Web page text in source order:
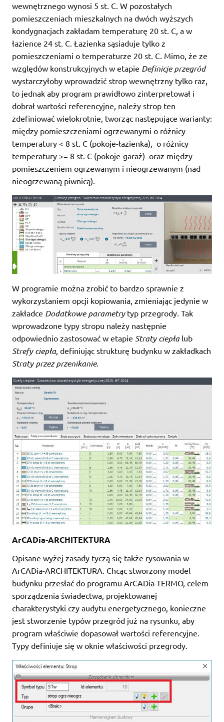
wewnętrznego wynosi 5 st. C. W pozostałych
pomieszczeniach mieszkalnych na dwóch wyższych
kondygnacjach zakładam temperaturę 20 st. C, a w
łazience 24 st. C. Łazienka sąsiaduje tylko z
pomieszczeniami o temperaturze 20 st. C. Mimo, że ze
względów konstrukcyjnych w etapie Definicje przegród
wystarczyłoby wprowadzić strop wewnętrzny tylko raz,
to jednak aby program prawidłowo zinterpretował i
dobrał wartości referencyjne, należy strop ten
zdefiniować wielokrotnie, tworząc następujące warianty:
między pomieszczeniami ogrzewanymi o różnicy
temperatury < 8 st. C (pokoje-łazienka), o różnicy
temperatury >= 8 st. C (pokoje-garaż) oraz między
pomieszczeniem ogrzewanym i nieogrzewanym (nad
nieogrzewaną piwnicą).
W programie można zrobić to bardzo sprawnie z
wykorzystaniem opcji kopiowania, zmieniając jedynie w
zakładce Dodatkowe parametrytyp przegrody. Tak
wprowadzone typy stropu należy następnie
odpowiednio zastosować w etapie Straty ciepłalub
Strefy ciepła, definiując strukturę budynku w zakładkach
Straty przez przenikanie.
ArCADia-ARCHITEKTURA
Opisane wyżej zasady tyczą się także rysowania w
ArCADia-ARCHITEKTURA. Chcąc stworzony model
budynku przesłać do programu ArCADia-TERMO, celem
sporządzenia świadectwa, projektowanej
charakterystyki czy audytu energetycznego, konieczne
jest stworzenie typów przegród już na rysunku, aby
program właściwie dopasował wartości referencyjne.
Typy definiuje się w oknie właściwości przegrody.